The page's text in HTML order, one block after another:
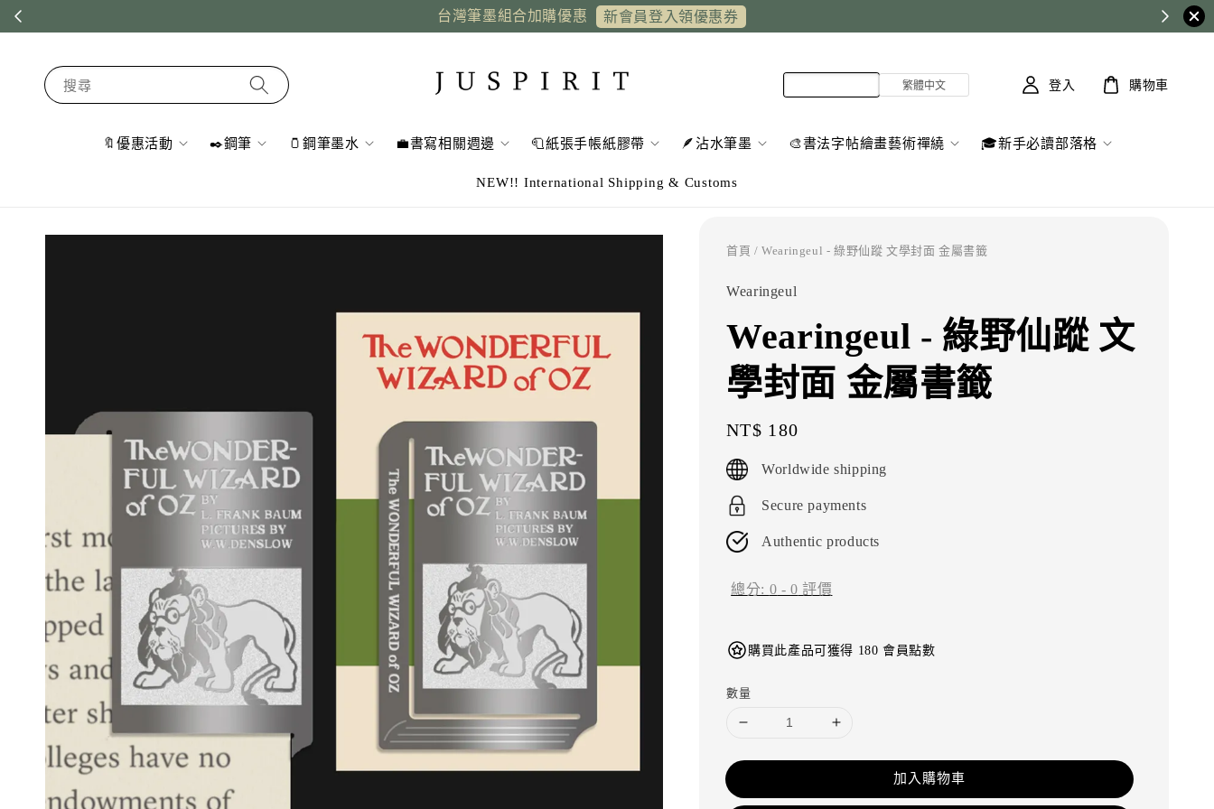
台灣筆墨組合加購優惠 新會員登入領優惠券
搜尋
🔖優惠活動 ✒️鋼筆 🫙鋼筆墨水 💼書寫相關週邊 🧻紙張手帳紙膠帶 🪶沾水筆墨 🎨書法字帖繪畫藝術禪繞 🎓新手必讀部落格
NEW!! International Shipping & Customs
登入 購物車
首頁 / Wearingeul - 綠野仙蹤 文學封面 金屬書籤
Wearingeul
Wearingeul - 綠野仙蹤 文
學封面 金屬書籤
Regular
price
NT$ 180
Worldwide shipping
Secure payments
Authentic products
總分: 0 -0 評價
購買此產品可獲得 180 會員點數
數量
加入購物車